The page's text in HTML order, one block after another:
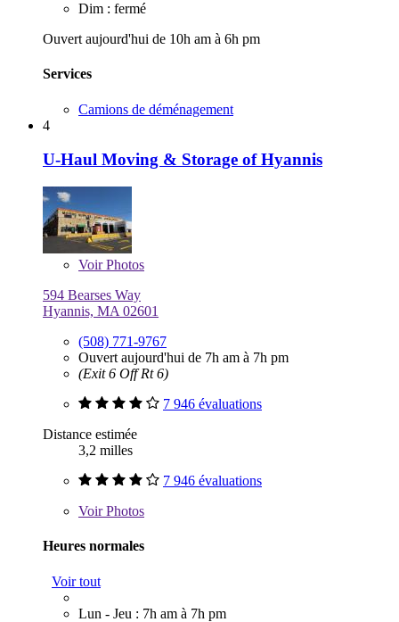
Dim : fermé
Ouvert aujourd'hui de 10h am à 6h pm
Services
Camions de déménagement
4
U-Haul Moving & Storage of Hyannis
VoirPhotos
594 Bearses Way
Hyannis, MA 02601
(508) 771-9767
Ouvert aujourd'hui de 7h am à 7h pm
(Exit 6 Off Rt 6)
7 946 évaluations
Distance estimée
3,2 milles
7 946 évaluations
VoirPhotos
Heures normales
Voir tout
Lun - Jeu : 7h am à 7h pm